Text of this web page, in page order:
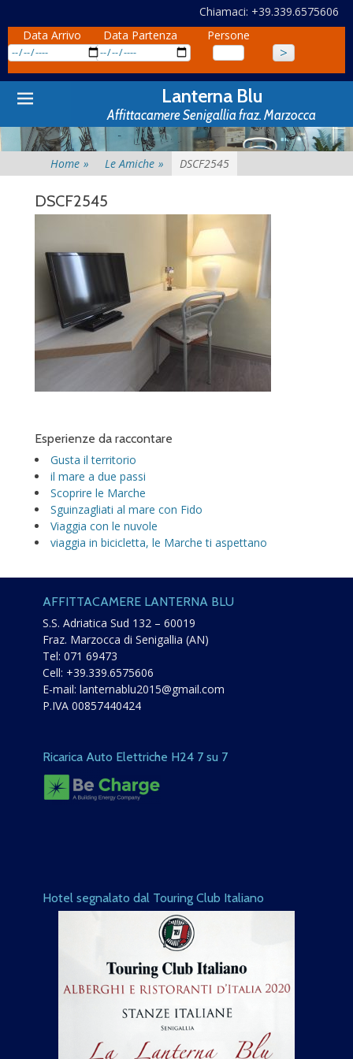
Chiamaci: +39.339.6575606
Data Arrivo
Data Partenza Persone
Primary
Menu
Skip
to
Lanterna Blu
Affittacamere Senigallia fraz. Marzocca
Home » Le Amiche » DSCF2545
DSCF2545
Esperienze da raccontare
Gusta il territorio
il mare a due passi
Scoprire le Marche
Sguinzagliati al mare con Fido
Viaggia con le nuvole
viaggia in bicicletta, le Marche ti aspettano
AFFITTACAMERE LANTERNA BLU
S.S. Adriatica Sud 132 – 60019
Fraz. Marzocca di Senigallia (AN)
Tel: 071 69473
Cell: +39.339.6575606
E-mail: lanternablu2015@gmail.com
P.IVA 00857440424
Ricarica Auto Elettriche H24 7 su 7
Hotel segnalato dal Touring Club Italiano